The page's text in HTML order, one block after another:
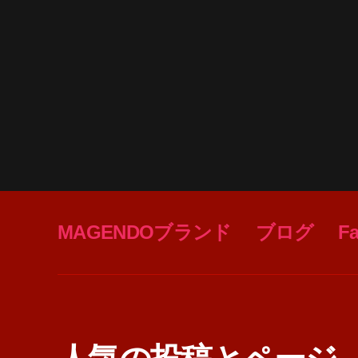
MAGENDOブランド ブログ